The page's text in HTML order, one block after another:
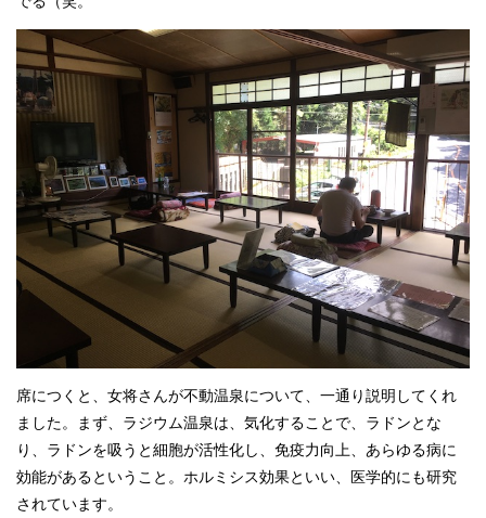
席につくと、女将さんが不動温泉について、一通り説明してくれ
ました。まず、ラジウム温泉は、気化することで、ラドンとな
り、ラドンを吸うと細胞が活性化し、免疫力向上、あらゆる病に
効能があるということ。ホルミシス効果といい、医学的にも研究
されています。